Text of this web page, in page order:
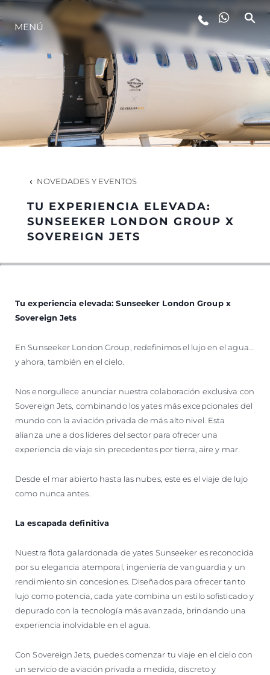
ESTILO DE VIDA
INNOVACIÓN
¿QUIÉNES SOMOS?
ALGARVE ADVENTURES
MENÚ
NOVEDADES Y EVENTOS
TU EXPERIENCIA ELEVADA:
SUNSEEKER LONDON GROUP X
SOVEREIGN JETS
Tu experiencia elevada: Sunseeker London Group x
Sovereign Jets
En Sunseeker London Group, redefinimos el lujo en el agua…
y ahora, también en el cielo.
Nos enorgullece anunciar nuestra colaboración exclusiva con
Sovereign Jets, combinando los yates más excepcionales del
mundo con la aviación privada de más alto nivel. Esta
alianza une a dos líderes del sector para ofrecer una
experiencia de viaje sin precedentes por tierra, aire y mar.
Desde el mar abierto hasta las nubes, este es el viaje de lujo
como nunca antes.
La escapada definitiva
Nuestra flota galardonada de yates Sunseeker es reconocida
por su elegancia atemporal, ingeniería de vanguardia y un
rendimiento sin concesiones. Diseñados para ofrecer tanto
lujo como potencia, cada yate combina un estilo sofisticado y
depurado con la tecnología más avanzada, brindando una
experiencia inolvidable en el agua.
Con Sovereign Jets, puedes comenzar tu viaje en el cielo con
un servicio de aviación privada a medida, discreto y